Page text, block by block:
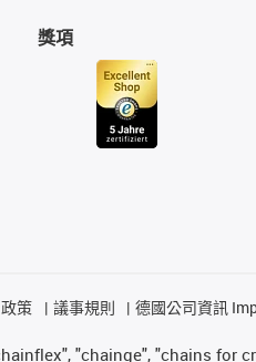
獎項
策 議事規則 德國公司資訊
"chainge", "chains for